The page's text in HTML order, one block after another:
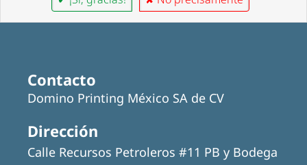
Contacto
Domino Printing México SA de CV
Dirección
Calle Recursos Petroleros #11 PB y Bodega